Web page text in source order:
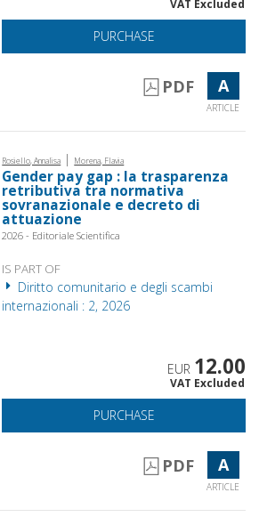
VAT Excluded
PURCHASE
PDF A
ARTICLE
Rosiello, Annalisa | Morena, Flavia
Gender pay gap : la trasparenza
retributiva tra normativa
sovranazionale e decreto di
attuazione
2026 - Editoriale Scientifica
IS PART OF
Diritto comunitario e degli scambi
internazionali : 2, 2026
EUR 12.00
VAT Excluded
PURCHASE
PDF A
ARTICLE